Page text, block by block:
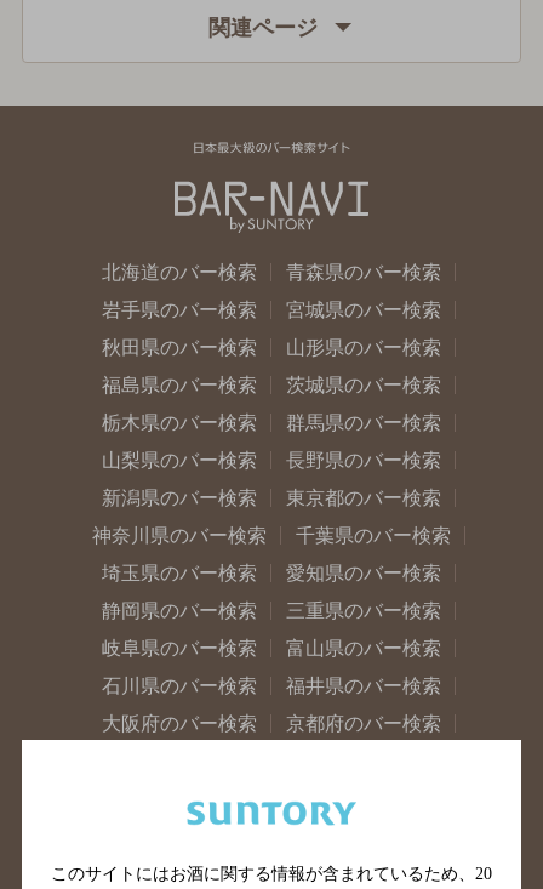
関連ページ
北海道のバー検索
青森県のバー検索
岩手県のバー検索
宮城県のバー検索
秋田県のバー検索
山形県のバー検索
福島県のバー検索
茨城県のバー検索
栃木県のバー検索
群馬県のバー検索
山梨県のバー検索
長野県のバー検索
新潟県のバー検索
東京都のバー検索
神奈川県のバー検索
千葉県のバー検索
埼玉県のバー検索
愛知県のバー検索
静岡県のバー検索
三重県のバー検索
岐阜県のバー検索
富山県のバー検索
石川県のバー検索
福井県のバー検索
大阪府のバー検索
京都府のバー検索
滋賀県のバー検索
和歌山県のバー検索
山口県のバー検索
鳥取県のバー検索
このサイトにはお酒に関する情報が含まれているため、 20